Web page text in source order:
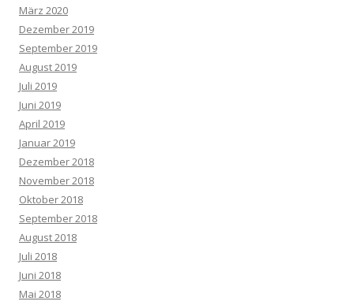
März 2020
Dezember 2019
September 2019
August 2019
Juli 2019
Juni 2019
April 2019
Januar 2019
Dezember 2018
November 2018
Oktober 2018
September 2018
August 2018
Juli 2018
Juni 2018
Mai 2018